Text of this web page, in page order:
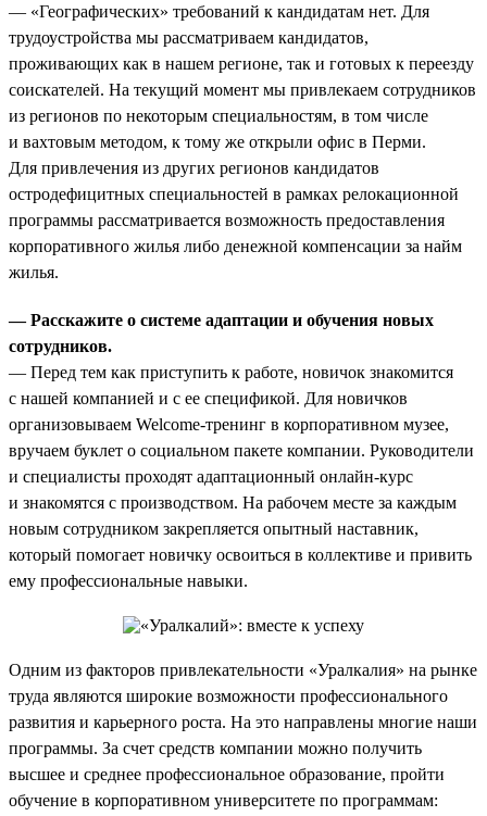
— «Географических» требований к кандидатам нет. Для
трудоустройства мы рассматриваем кандидатов,
проживающих как в нашем регионе, так и готовых к переезду
соискателей. На текущий момент мы привлекаем сотрудников
из регионов по некоторым специальностям, в том числе
и вахтовым методом, к тому же открыли офис в Перми.
Для привлечения из других регионов кандидатов
остродефицитных специальностей в рамках релокационной
программы рассматривается возможность предоставления
корпоративного жилья либо денежной компенсации за найм
жилья.
— Расскажите о системе адаптации и обучения новых
сотрудников.
— Перед тем как приступить к работе, новичок знакомится
с нашей компанией и с ее спецификой. Для новичков
организовываем Welcome-тренинг в корпоративном музее,
вручаем буклет о социальном пакете компании. Руководители
и специалисты проходят адаптационный онлайн-курс
и знакомятся с производством. На рабочем месте за каждым
новым сотрудником закрепляется опытный наставник,
который помогает новичку освоиться в коллективе и привить
ему профессиональные навыки.
Одним из факторов привлекательности «Уралкалия» на рынке
труда являются широкие возможности профессионального
развития и карьерного роста. На это направлены многие наши
программы. За счет средств компании можно получить
высшее и среднее профессиональное образование, пройти
обучение в корпоративном университете по программам: